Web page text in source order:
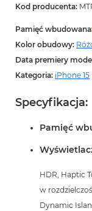
Kod producenta:
Pamięć
Kolor obudowy:
Data premiery
Kategoria: iPhone 15
Specyfikacja:
Pamięć
HDR, Haptic
w
Dynamic